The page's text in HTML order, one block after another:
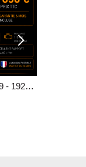
Monospace - Diesel - Année 2009 - 192 432 km, 14 850 €